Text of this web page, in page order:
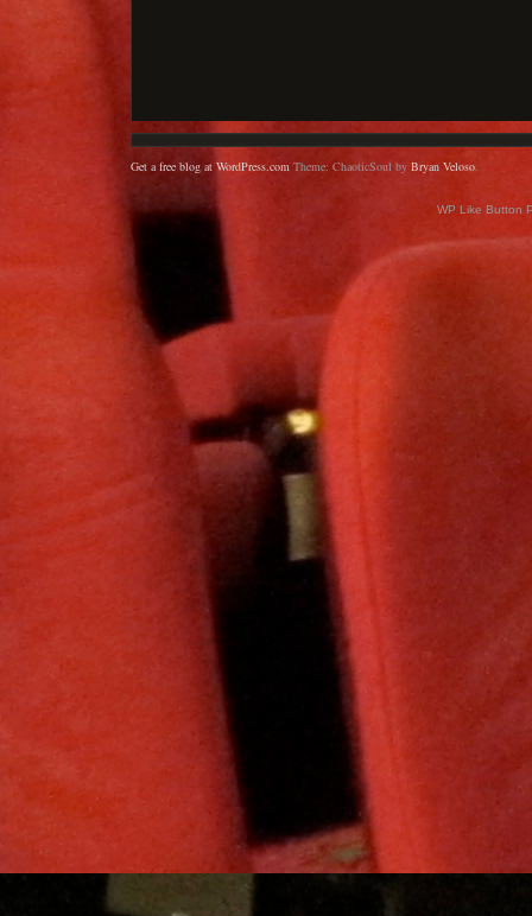
Get a free blog at WordPress.com Theme: ChaoticSoul by Bryan Veloso.
WP Like Button